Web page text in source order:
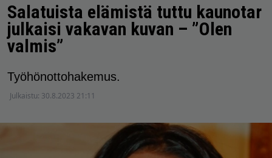
Salatuista elämistä tuttu kaunotar
julkaisi vakavan kuvan – ”Olen
valmis”
Työhönottohakemus.
Julkaistu: 30.8.2023 21:11